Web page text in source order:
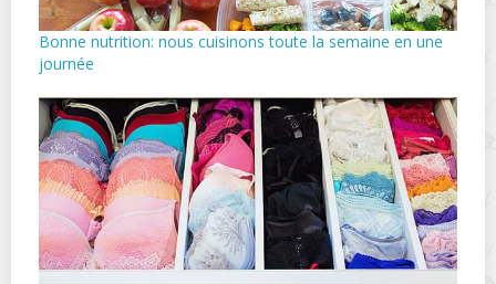
Bonne nutrition: nous cuisinons toute la semaine en une
journée